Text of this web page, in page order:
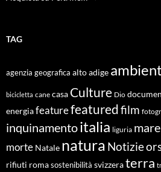
TAG
agenzia geografica alto adige
bicicletta cane casa Culture Dio
energiafeaturefeaturedfilm
inquinamentoitalia liguria mare
morte Natale natura Notizie
rifiuti roma sostenibilità svizzeraterra